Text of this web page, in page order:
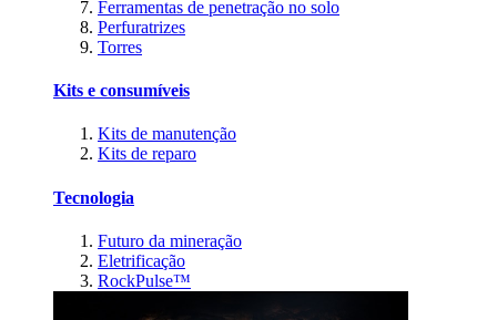
Ferramentas de penetração no solo
Perfuratrizes
Torres
Kits e consumíveis
Kits de manutenção
Kits de reparo
Tecnologia
Futuro da mineração
Eletrificação
RockPulse™